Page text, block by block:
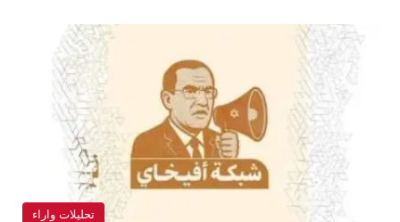
تحليلات واراء